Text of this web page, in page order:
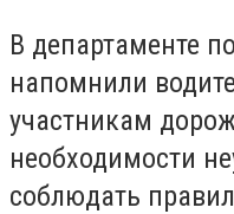
В департаменте
напомнили
участникам
необходимости
соблюдать